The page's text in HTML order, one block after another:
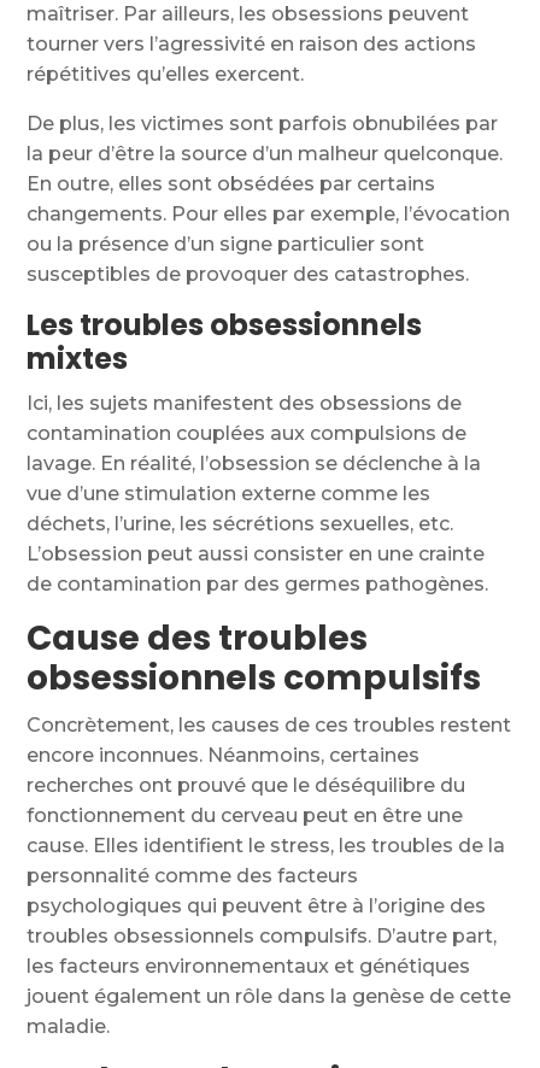
maîtriser. Par ailleurs, les obsessions peuvent
tourner vers l’agressivité en raison des actions
répétitives qu’elles exercent.
De plus, les victimes sont parfois obnubilées par
la peur d’être la source d’un malheur quelconque.
En outre, elles sont obsédées par certains
changements. Pour elles par exemple, l’évocation
ou la présence d’un signe particulier sont
susceptibles de provoquer des catastrophes.
Les troubles obsessionnels
mixtes
Ici, les sujets manifestent des obsessions de
contamination couplées aux compulsions de
lavage. En réalité, l’obsession se déclenche à la
vue d’une stimulation externe comme les
déchets, l’urine, les sécrétions sexuelles, etc.
L’obsession peut aussi consister en une crainte
de contamination par des germes pathogènes.
Cause des troubles
obsessionnels compulsifs
Concrètement, les causes de ces troubles restent
encore inconnues. Néanmoins, certaines
recherches ont prouvé que le déséquilibre du
fonctionnement du cerveau peut en être une
cause. Elles identifient le stress, les troubles de la
personnalité comme des facteurs
psychologiques qui peuvent être à l’origine des
troubles obsessionnels compulsifs. D’autre part,
les facteurs environnementaux et génétiques
jouent également un rôle dans la genèse de cette
maladie.